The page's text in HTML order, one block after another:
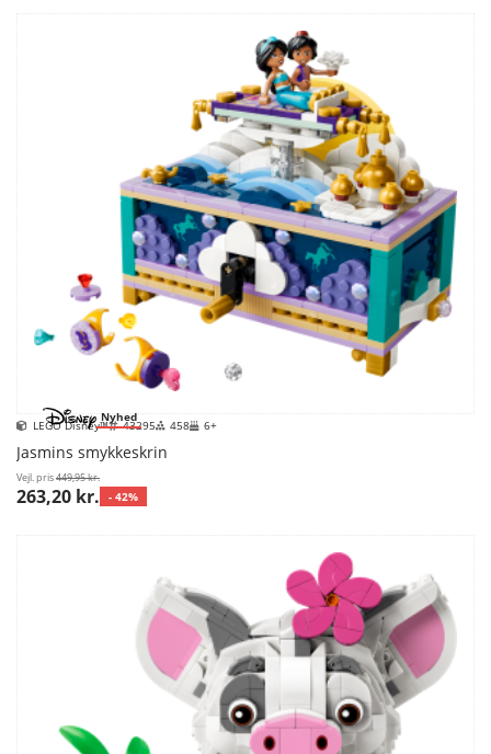
Nyhed
LEGO Disney™ 43295 458 6+
Jasmins smykkeskrin
Vejl. pris449,95 kr.
263,20 kr. - 42%